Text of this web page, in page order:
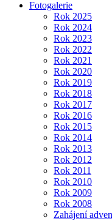
Fotogalerie
Rok 2025
Rok 2024
Rok 2023
Rok 2022
Rok 2021
Rok 2020
Rok 2019
Rok 2018
Rok 2017
Rok 2016
Rok 2015
Rok 2014
Rok 2013
Rok 2012
Rok 2011
Rok 2010
Rok 2009
Rok 2008
Zahájení